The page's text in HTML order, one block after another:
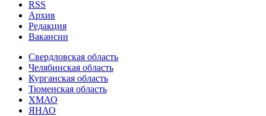
RSS
Архив
Редакция
Вакансии
Свердловская область
Челябинская область
Курганская область
Тюменская область
ХМАО
ЯНАО